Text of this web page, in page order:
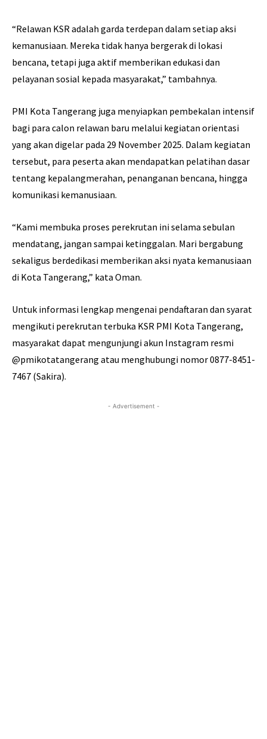
“Relawan KSR adalah garda terdepan dalam setiap aksi
kemanusiaan. Mereka tidak hanya bergerak di lokasi
bencana, tetapi juga aktif memberikan edukasi dan
pelayanan sosial kepada masyarakat,” tambahnya.
PMI Kota Tangerang juga menyiapkan pembekalan intensif
bagi para calon relawan baru melalui kegiatan orientasi
yang akan digelar pada 29 November 2025. Dalam kegiatan
tersebut, para peserta akan mendapatkan pelatihan dasar
tentang kepalangmerahan, penanganan bencana, hingga
komunikasi kemanusiaan.
“Kami membuka proses perekrutan ini selama sebulan
mendatang, jangan sampai ketinggalan. Mari bergabung
sekaligus berdedikasi memberikan aksi nyata kemanusiaan
di Kota Tangerang,” kata Oman.
Untuk informasi lengkap mengenai pendaftaran dan syarat
mengikuti perekrutan terbuka KSR PMI Kota Tangerang,
masyarakat dapat mengunjungi akun Instagram resmi
@pmikotatangerang atau menghubungi nomor 0877-8451-
7467 (Sakira).
- Advertisement -